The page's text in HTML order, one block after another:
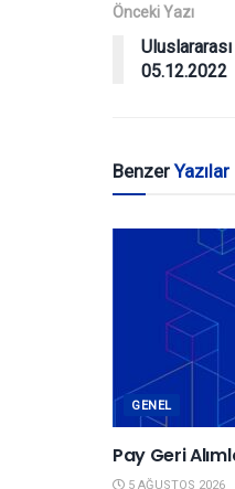
Önceki Yazı
05.12.2022
BenzerYazılar
GENEL
Pay Geri
5 AĞUSTOS 2026